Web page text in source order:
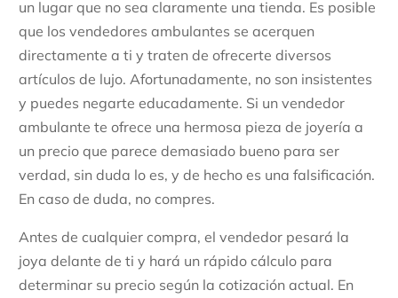
un lugar que no sea claramente una tienda. Es posible
que los vendedores ambulantes se acerquen
directamente a ti y traten de ofrecerte diversos
artículos de lujo. Afortunadamente, no son insistentes
y puedes negarte educadamente. Si un vendedor
ambulante te ofrece una hermosa pieza de joyería a
un precio que parece demasiado bueno para ser
verdad, sin duda lo es, y de hecho es una falsificación.
En caso de duda, no compres.
Antes de cualquier compra, el vendedor pesará la
joya delante de ti y hará un rápido cálculo para
determinar su precio según la cotización actual. En